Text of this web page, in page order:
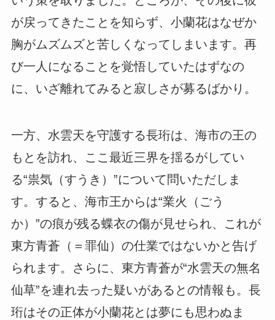
が戻ってきたことを知らず、小蘭花はなぜか
胸がムズムズと苦しくなってしまいます。再
び一人になることを覚悟していたはずなの
に、いざ離れてみると寂しさが募るばかり。
一方、水雲天を守護する長珩は、海市の王の
もとを訪れ、ここ最近三界を揺るがしてい
る“祟気（すうき）”について問いただしま
す。すると、海市王からは“業火（ごう
か）”の痕が残る蝶衣の傷が見せられ、これが
東方青蒼（＝罪仙）の仕業ではないかと告げ
られます。さらに、東方青蒼が“水雲天の無名
仙草”を連れ去った疑いがあるとの情報も。長
珩はその正体が小蘭花とは夢にも思わぬま